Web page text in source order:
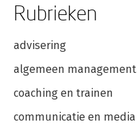
Rubrieken
advisering
algemeen management
coaching en trainen
communicatie en media